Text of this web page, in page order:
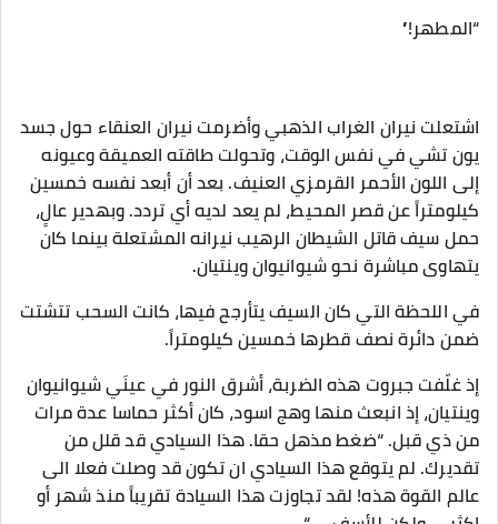
“المطهر!”
اشتعلت نيران الغراب الذهبي وأضرمت نيران العنقاء حول جسد
يون تشي في نفس الوقت، وتحولت طاقته العميقة وعيونه
إلى اللون الأحمر القرمزي العنيف. بعد أن أبعد نفسه خمسين
كيلومتراً عن قصر المحيط، لم يعد لديه أي تردد. وبهدير عالٍ،
حمل سيف قاتل الشيطان الرهيب نيرانه المشتعلة بينما كان
يتهاوى مباشرة نحو شيوانيوان وينتيان.
في اللحظة التي كان السيف يتأرجح فيها، كانت السحب تتشتت
ضمن دائرة نصف قطرها خمسين كيلومتراً.
إذ غلّفت جبروت هذه الضربة، أشرق النور في عينَي شيوانيوان
وينتيان، إذ انبعث منها وهج اسود، كان أكثر حماسا عدة مرات
من ذي قبل. “ضغط مذهل حقا. هذا السيادي قد قلل من
تقديرك. لم يتوقع هذا السيادي ان تكون قد وصلت فعلا الى
عالم القوة هذه! لقد تجاوزت هذا السيادة تقريباً منذ شهر أو